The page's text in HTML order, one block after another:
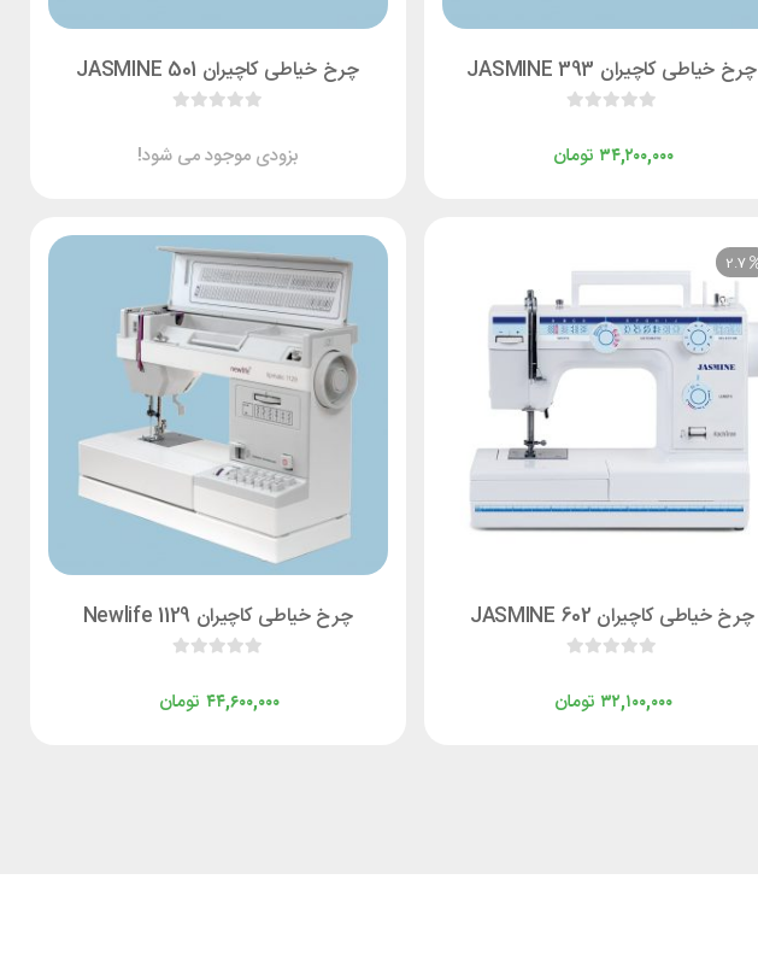
چرخ خیاطی کاچیران JASMINE 393
تومان ۳۴,۲۰۰,۰۰۰
چرخ خیاطی کاچیران JASMINE 501
بزودی موجود می شود!
2.7
چرخ خیاطی کاچیران JASMINE 602
تومان ۳۲,۱۰۰,۰۰۰
چرخ خیاطی کاچیران Newlife 1129
تومان ۴۴,۶۰۰,۰۰۰